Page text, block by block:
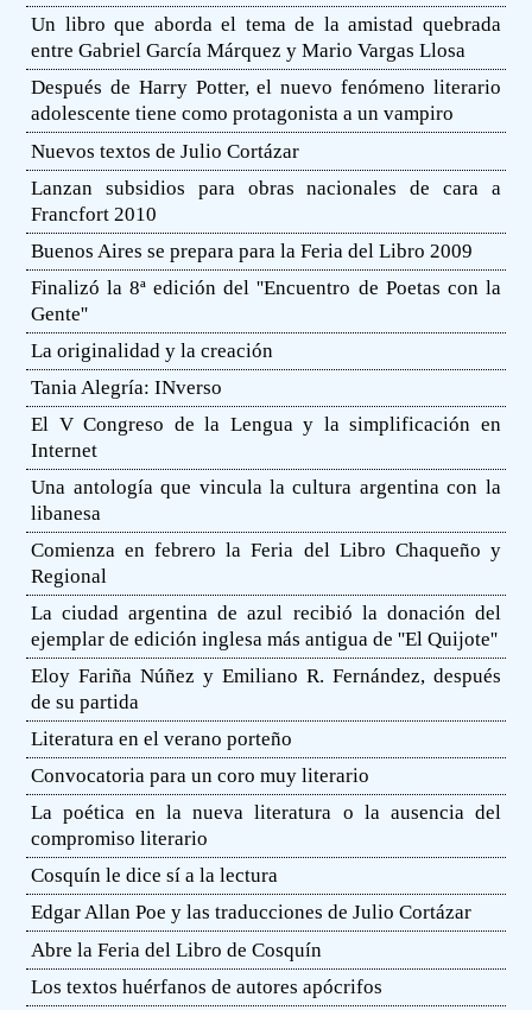
Un libro que aborda el tema de la amistad quebrada
entre Gabriel García Márquez y Mario Vargas Llosa
Después de Harry Potter, el nuevo fenómeno literario
adolescente tiene como protagonista a un vampiro
Nuevos textos de Julio Cortázar
Lanzan subsidios para obras nacionales de cara a
Francfort 2010
Buenos Aires se prepara para la Feria del Libro 2009
Finalizó la 8ª edición del ''Encuentro de Poetas con la
Gente''
La originalidad y la creación
Tania Alegría: INverso
El V Congreso de la Lengua y la simplificación en
Internet
Una antología que vincula la cultura argentina con la
libanesa
Comienza en febrero la Feria del Libro Chaqueño y
Regional
La ciudad argentina de azul recibió la donación del
ejemplar de edición inglesa más antigua de ''El Quijote''
Eloy Fariña Núñez y Emiliano R. Fernández, después
de su partida
Literatura en el verano porteño
Convocatoria para un coro muy literario
La poética en la nueva literatura o la ausencia del
compromiso literario
Cosquín le dice sí a la lectura
Edgar Allan Poe y las traducciones de Julio Cortázar
Abre la Feria del Libro de Cosquín
Los textos huérfanos de autores apócrifos